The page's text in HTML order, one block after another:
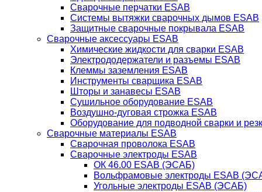
Сварочные перчатки ESAB
Системы вытяжки сварочных дымов ESAB
Защитные сварочные покрывала ESAB
Сварочные аксессуары ESAB
Химические жидкости для сварки ESAB
Электрододержатели и разъемы ESAB
Клеммы заземления ESAB
Инструменты сварщика ESAB
Шторы и занавесы ESAB
Сушильное оборудование ESAB
Воздушно-дуговая строжка ESAB
Оборудование для подводной сварки и
Сварочные материалы ESAB
Сварочная проволока ESAB
Сварочные электроды ESAB
ОК 46.00 ESAB (ЭСАБ)
Вольфрамовые электроды ESAB
Угольные электроды ESAB (ЭСАБ)